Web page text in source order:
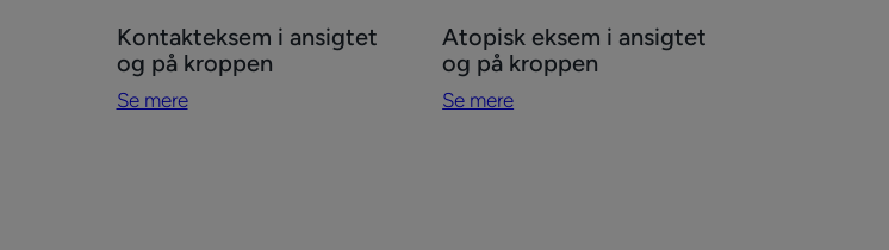
mere
Kontakteksem
i
Kontakteksem i ansigtet
og på kroppen
Se mere
mere
Atopisk
eksem
Atopisk eksem i ansigtet
og på kroppen
Se mere